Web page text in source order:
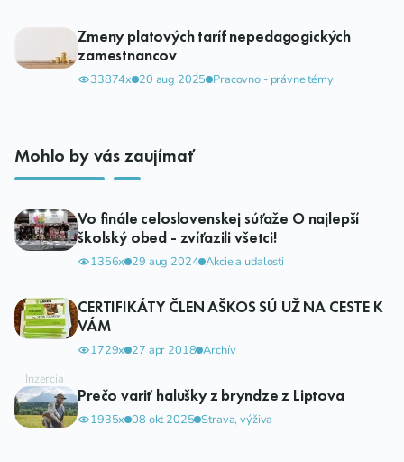
Zmeny platových taríf nepedagogických
zamestnancov
33874x 20 aug 2025 Pracovno - právne témy
Mohlo by vás zaujímať
Vo finále celoslovenskej súťaže O najlepší
školský obed - zvíťazili všetci!
1356x 29 aug 2024 Akcie a udalosti
CERTIFIKÁTY ČLEN AŠKOS SÚ UŽ NA CESTE K
VÁM
1729x 27 apr 2018 Archív
Prečo variť halušky z bryndze z Liptova
1935x 08 okt 2025 Strava, výživa